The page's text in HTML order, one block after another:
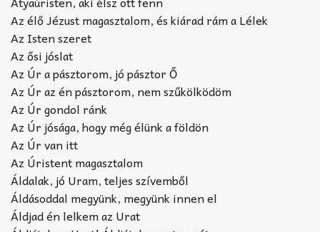
Az élő Jézust magasztalom, és kiárad rám a Lélek
Az Isten szeret
Az ősi jóslat
Az Úr a pásztorom, jó pásztor Ő
Az Úr az én pásztorom, nem szűkölködöm
Az Úr gondol ránk
Az Úr jósága, hogy még élünk a földön
Az Úr van itt
Az Úristent magasztalom
Áldalak, jó Uram, teljes szívemből
Áldásoddal megyünk, megyünk innen el
Áldjad én lelkem az Urat